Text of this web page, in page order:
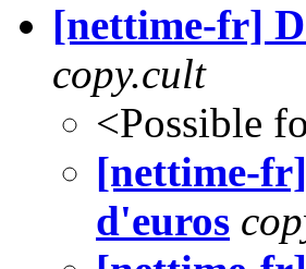
[nettime-fr]
copy.cult
<Possible
[nettime-
d'euros